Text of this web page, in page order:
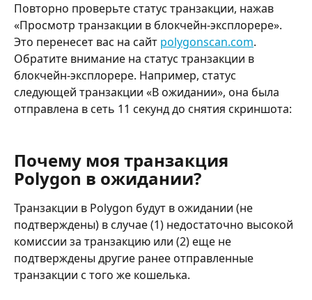
Повторно проверьте статус транзакции, нажав
«Просмотр транзакции в блокчейн-эксплорере».
Это перенесет вас на сайт polygonscan.com.
Обратите внимание на статус транзакции в
блокчейн-эксплорере. Например, статус
следующей транзакции «В ожидании», она была
отправлена в сеть 11 секунд до снятия скриншота:
Почему моя транзакция
Polygon в ожидании?
Транзакции в Polygon будут в ожидании (не
подтверждены) в случае (1) недостаточно высокой
комиссии за транзакцию или (2) еще не
подтверждены другие ранее отправленные
транзакции с того же кошелька.